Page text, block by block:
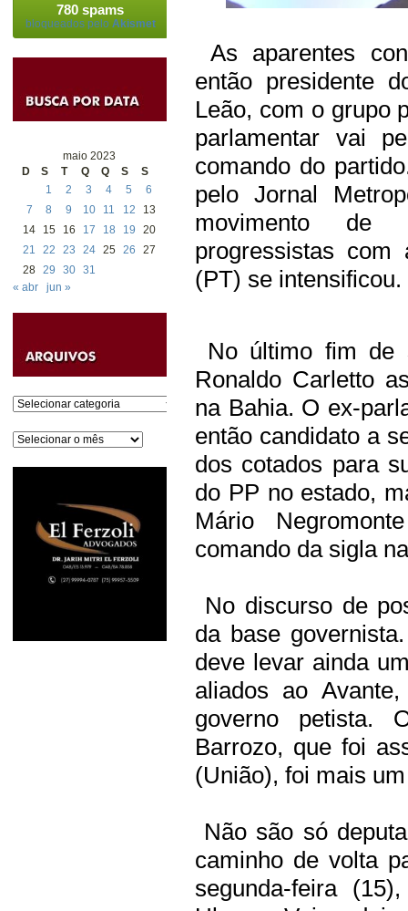
780 spams
bloqueados pelo Akismet
maio 2023
D
S T Q Q S
S
1
2 3 4 5
6
7
8 9 10 11 12
13
14
15 16 17 18 19
20
21
22 23 24 25 26
27
28 29 30 31
« abr
jun »
Categorias
Arquivos
As aparentes
então presidente
Leão, com o grupo
parlamentar vai
comando do
pelo Jornal
movimento de
progressistas
(PT) se intensificou.
No último fim de
Ronaldo Carletto
na Bahia. O ex-
então candidato a
dos cotados para
do PP no estado,
Mário
comando da sigla
No discurso de
da base
deve levar ainda
aliados ao
governo petista.
Barrozo, que foi
(União), foi mais
Não são só
caminho de volta
segunda-feira